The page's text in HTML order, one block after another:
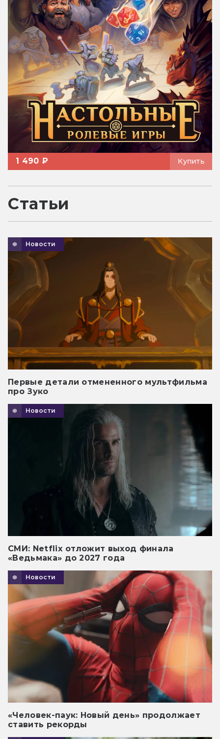
1 490 ₽ Купить
Статьи
Новости
Первые детали отмененного мультфильма
про Зуко
Новости
СМИ: Netflix отложит выход финала
«Ведьмака» до 2027 года
Новости
«Человек-паук: Новый день» продолжает
ставить рекорды